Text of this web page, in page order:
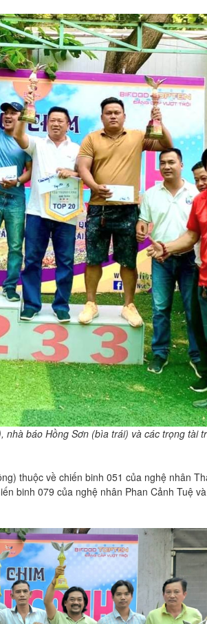
báo Hồng Sơn (bìa trái) và các trọng tài
thuộc về chiến binh 051 của nghệ nhân
binh 079 của nghệ nhân Phan Cảnh Tuệ